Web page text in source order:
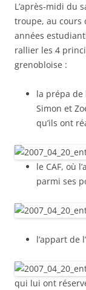
L’après-midi du
troupe, au cours
années
rallier les 4
grenobloise :
la prépa de
Simon et
qu’ils ont
le CAF, où
parmi ses
l’appart de
qui lui ont